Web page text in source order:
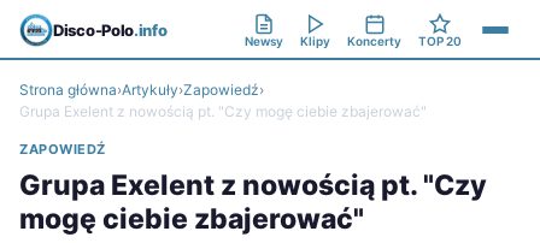
Disco-Polo.info
Newsy Klipy Koncerty TOP 20
Strona główna›Artykuły›Zapowiedź›
Grupa Exelent z nowością pt. "Czy mogę ciebie zbajerować"
ZAPOWIEDŹ
Grupa Exelent z nowością pt. "Czy
mogę ciebie zbajerować"